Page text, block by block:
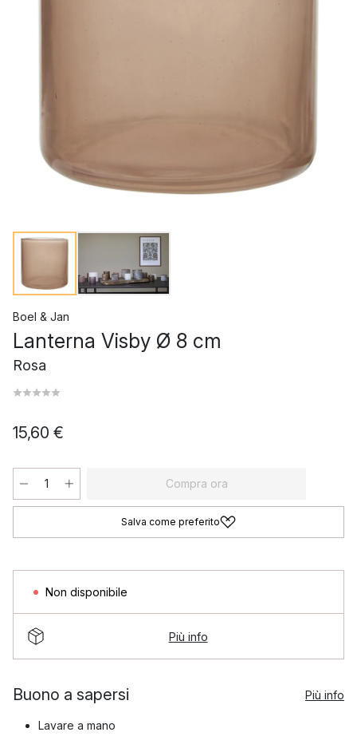
Boel & Jan
Lanterna Visby Ø 8 cm
Rosa
15,60 €
Compra ora
Salva come preferito
Non disponibile
Più info
Buono a sapersi Più info
Lavare a mano